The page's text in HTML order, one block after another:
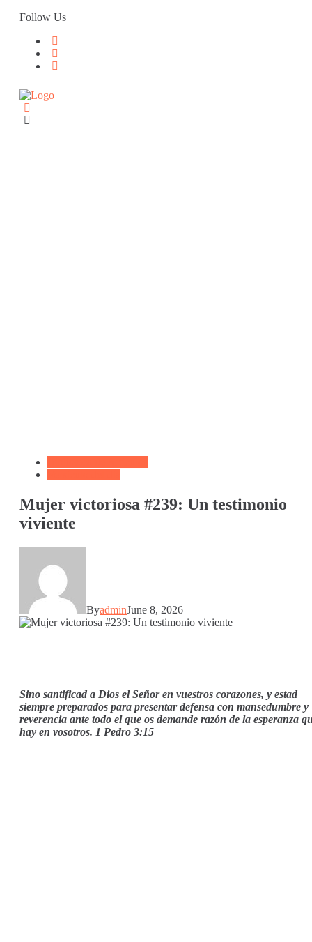
Skip
Follow Us
Mujer victoriosa #239: Un testimonio
viviente
ByadminJune 8, 2026
Sino santificad a Dios el Señor en vuestros corazones, y estad
siempre preparados para presentar defensa con mansedumbre y
reverencia ante todo el que os demande razón de la esperanza
hay en vosotros. 1 Pedro 3:15